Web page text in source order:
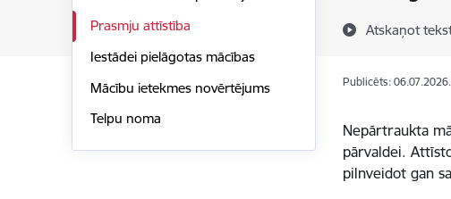
Atskaņot
Prasmju attīstība
Iestādei pielāgotas mācības
Mācību ietekmes novērtējums
Telpu noma
Publicēts: 06.07.2026.
Nepārtraukta
pārvaldei.
pilnveidot gan